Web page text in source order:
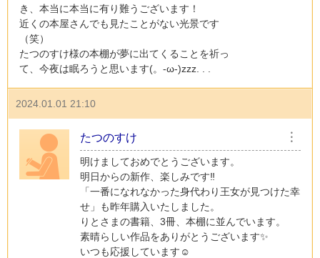
き、本当に本当に有り難うございます！
近くの本屋さんでも見たことがない光景です
（笑）
たつのすけ様の本棚が夢に出てくることを祈っ
て、今夜は眠ろうと思います(。-ω-)zzz. . .
2024.01.01 21:10
たつのすけ ︙
明けましておめでとうございます。
明日からの新作、楽しみです‼️
「一番になれなかった身代わり王女が見つけた幸
せ」も昨年購入いたしました。
りとさまの書籍、3冊、本棚に並んでいます。
素晴らしい作品をありがとうございます✨
いつも応援しています☺️